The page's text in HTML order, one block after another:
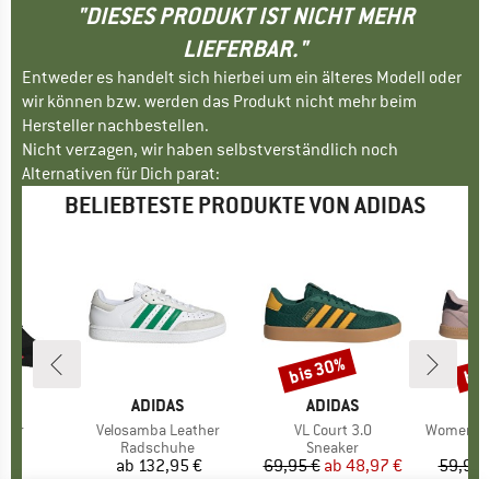
"DIESES PRODUKT IST NICHT MEHR
LIEFERBAR."
Entweder es handelt sich hierbei um ein älteres Modell oder
wir können bzw. werden das Produkt nicht mehr beim
Hersteller nachbestellen.
Nicht verzagen, wir haben selbstverständlich noch
Alternativen für Dich parat:
BELIEBTESTE PRODUKTE VON ADIDAS
MARKE
ADIDAS
Artikel
Velosamba Leather
Produktgruppe
Radschuhe
Preis
ab 132,95 €
MARKE
ADIDAS
Artikel
VL Court 3.0
Produktgruppe
Sneaker
Preis
69,95 € reduzierter Preis
ab 48,97 €
Rabatt
bis 30%
Artikel
Women's
59,95